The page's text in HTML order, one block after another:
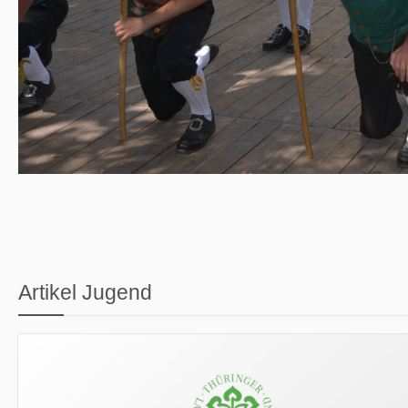
Artikel Jugend